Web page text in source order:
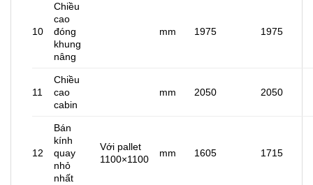
10
Chiều
cao
đóng
khung
nâng
mm 1975 1975
11
Chiều
cao
cabin
mm 2050 2050
12
Bán
kính
quay
nhỏ
nhất
Với pallet
1100×1100
mm 1605 1715